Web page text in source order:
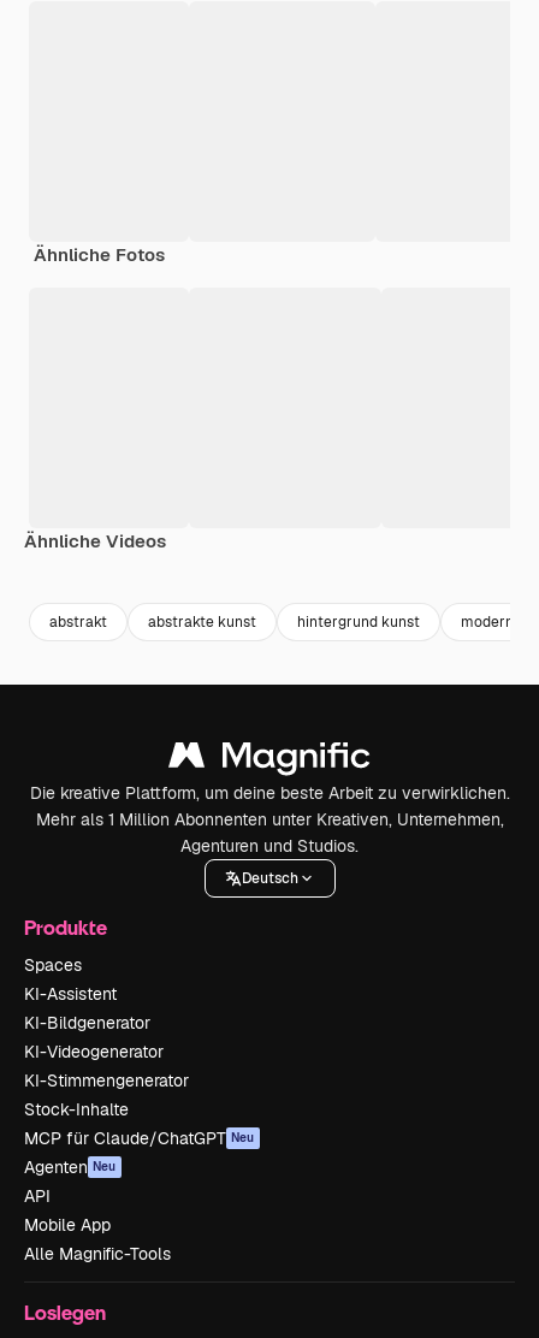
Ähnliche Fotos
Ähnliche Videos
abstrakt abstrakte kunst hintergrund kunst modern
Die kreative Plattform, um deine beste Arbeit zu verwirklichen.
Mehr als 1 Million Abonnenten unter Kreativen, Unternehmen,
Agenturen und Studios.
Deutsch
Produkte
Spaces
KI-Assistent
KI-Bildgenerator
KI-Videogenerator
KI-Stimmengenerator
Stock-Inhalte
MCP für Claude/ChatGPT Neu
Agenten Neu
API
Mobile App
Alle Magnific-Tools
Loslegen